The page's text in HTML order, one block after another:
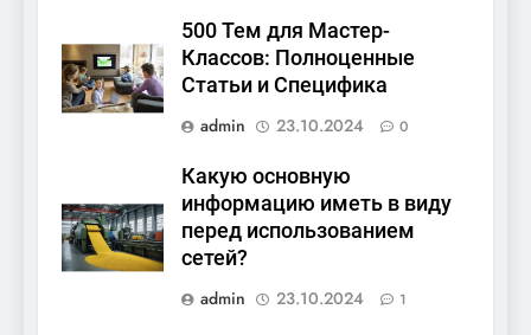
500 Тем для Мастер-
Классов: Полноценные
Статьи и Специфика
admin
23.10.2024 0
Какую основную
информацию иметь в виду
перед использованием
сетей?
admin
23.10.2024 1